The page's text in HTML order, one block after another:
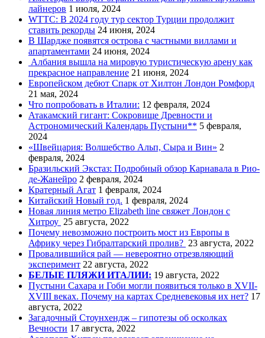
лайнеров 1 июля, 2024
WTTC: В 2024 году тур сектор Турции продолжит
ставить рекорды 24 июня, 2024
В Шардже появятся острова с частными виллами и
апартаментами 24 июня, 2024
Албания вышла на мировую туристическую арену как
прекрасное направление 21 июня, 2024
Европейском дебют Спарк от Хилтон Лондон Ромфорд
21 мая, 2024
Что попробовать в Италии: 12 февраля, 2024
Атакамский гигант: Сокровище Древности и
Астрономический Календарь Пустыни** 5 февраля,
2024
«Швейцария: Волшебство Альп, Сыра и Вин» 2
февраля, 2024
Бразильский Экстаз: Подробный обзор Карнавала в Рио-
де-Жанейро 2 февраля, 2024
Кратерный Агат 1 февраля, 2024
Китайский Новый год. 1 февраля, 2024
Новая линия метро Elizabeth line свяжет Лондон с
Хитроу 25 августа, 2022
Почему невозможно построить мост из Европы в
Африку через Гибралтарский пролив? 23 августа, 2022
Провалившийся рай — невероятно отрезвляющий
эксперимент 22 августа, 2022
БЕЛЫЕ ПЛЯЖИ ИТАЛИИ: 19 августа, 2022
Пустыни Сахара и Гоби могли появиться только в XVII-
XVIII веках. Почему на картах Средневековья их нет? 17
августа, 2022
Загадочный Стоунхендж – гипотезы об осколках
Вечности 17 августа, 2022